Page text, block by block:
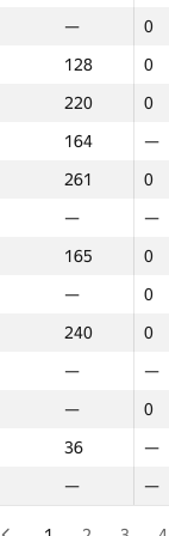
—
0
128
0
220
0
164
—
261
0
—
—
165
0
—
0
240
0
—
—
—
0
36
—
— —
—
0
128
0
220
0
164
—
261
0
—
—
165
0
—
0
240
0
—
—
—
0
36
—
— —